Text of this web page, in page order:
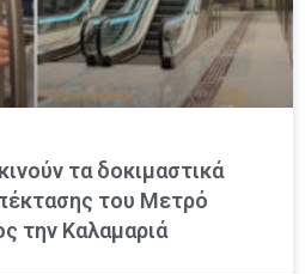
τα δοκιμαστικά
του Μετρό
την Καλαμαριά